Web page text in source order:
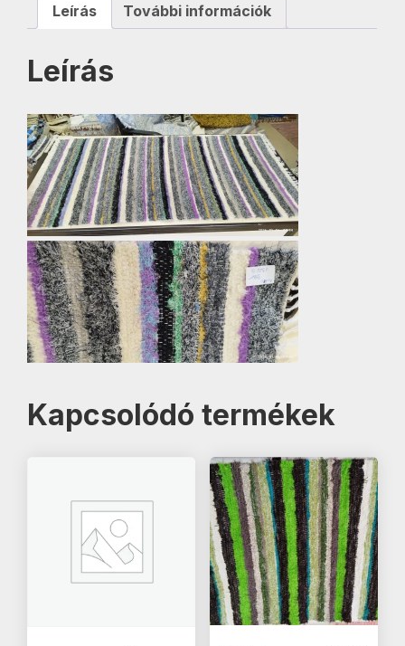
Leírás További információk
Leírás
Kapcsolódó termékek